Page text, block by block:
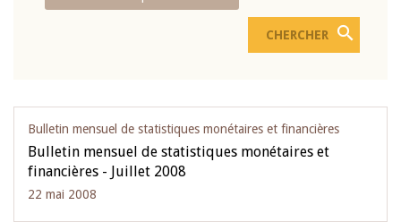
Bulletin mensuel de statistiques monétaires et financières
Bulletin mensuel de statistiques monétaires et
financières - Juillet 2008
22 mai 2008